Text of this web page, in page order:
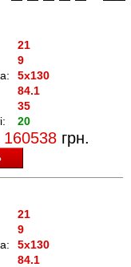
21
9
5x130
84.1
35
20
160538 грн.
21
9
5x130
84.1